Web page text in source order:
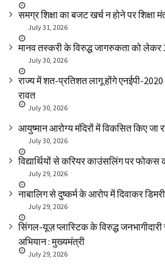
समग्र शिक्षा का बजट खर्च न होने पर शिक्षा
July 31, 2026
मानव तस्करी के विरुद्ध जागरुकता को लेकर
July 30, 2026
राज्य में शत-प्रतिशत लागू होंगे एनईपी-
रावत
July 30, 2026
आयुष्मान आरोग्य मंदिरों में विकसित किए जा
July 30, 2026
विद्यार्थियों से करियर काउंसलिंग पर फोकस
July 29, 2026
नाबालिग से दुष्कर्म के आरोप में दिवाकर
July 29, 2026
सिंगल-यूज़ प्लास्टिक के विरुद्ध जनभागीदारी
अभियान : मुख्यमंत्री
July 29, 2026